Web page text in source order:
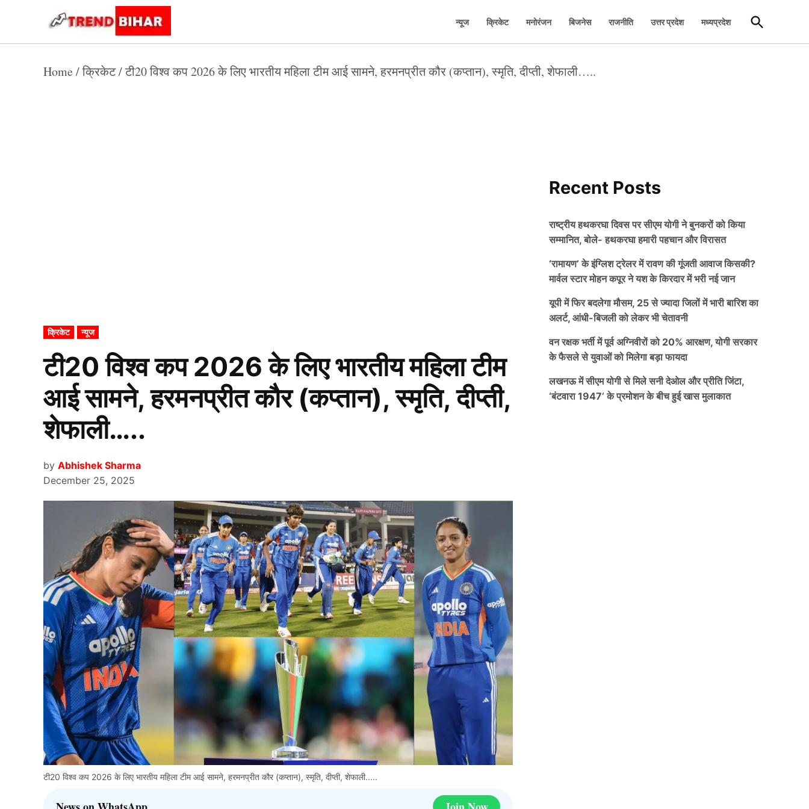
content
Bihar
न्यूज क्रिकेट मनोरंजन बिजनेस राजनीति उत्तर प्रदेश मध्यप्रदेश
Open
Search
Home /क्रिकेट/टी20 विश्व कप 2026 के लिए भारतीय महिला टीम आई सामने, हरमनप्रीत कौर (कप्तान), स्मृति, दीप्ती, शेफाली…..
POSTED
IN
क्रिकेट न्यूज
टी20 विश्व कप 2026 के लिए भारतीय महिला टीम
आई सामने, हरमनप्रीत कौर (कप्तान), स्मृति, दीप्ती,
शेफाली…..
by Abhishek Sharma
December 25, 2025
टी20 विश्व कप 2026 के लिए भारतीय महिला टीम आई सामने, हरमनप्रीत कौर (कप्तान), स्मृति, दीप्ती, शेफाली.....
Recent Posts
राष्ट्रीय हथकरघा दिवस पर सीएम योगी ने बुनकरों को किया
सम्मानित, बोले- हथकरघा हमारी पहचान और विरासत
‘रामायण’ के इंग्लिश ट्रेलर में रावण की गूंजती आवाज किसकी?
मार्वल स्टार मोहन कपूर ने यश के किरदार में भरी नई जान
यूपी में फिर बदलेगा मौसम, 25 से ज्यादा जिलों में भारी बारिश का
अलर्ट, आंधी-बिजली को लेकर भी चेतावनी
वन रक्षक भर्ती में पूर्व अग्निवीरों को 20% आरक्षण, योगी सरकार
के फैसले से युवाओं को मिलेगा बड़ा फायदा
लखनऊ में सीएम योगी से मिले सनी देओल और प्रीति जिंटा,
‘बंटवारा 1947’ के प्रमोशन के बीच हुई खास मुलाकात